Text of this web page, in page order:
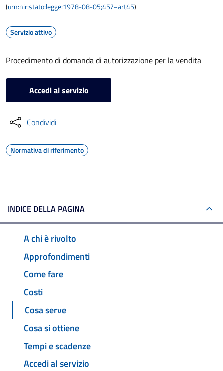
(urn:nir:stato:legge:1978-08-05;457~art45)
Servizio attivo
Procedimento di domanda di autorizzazione per la vendita
Accedi al servizio
Condividi
Normativa di riferimento
INDICE DELLA PAGINA
A chi è rivolto
Approfondimenti
Come fare
Costi
Cosa serve
Cosa si ottiene
Tempi e scadenze
Accedi al servizio